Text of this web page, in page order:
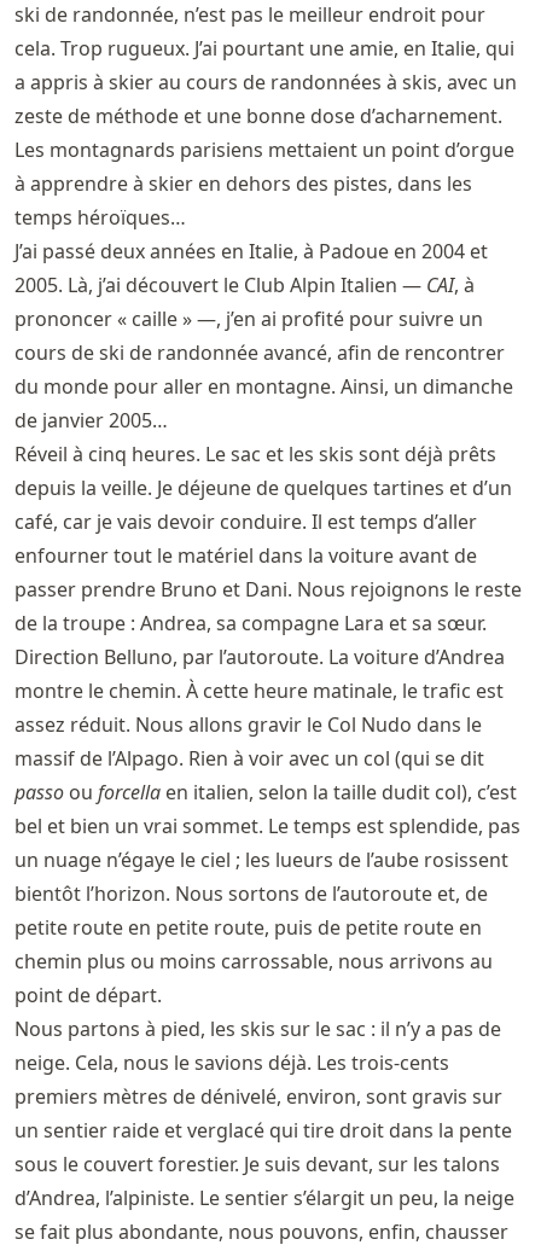
ski de randonnée, n’est pas le meilleur endroit pour
cela. Trop rugueux. J’ai pourtant une amie, en Italie, qui
a appris à skier au cours de randonnées à skis, avec un
zeste de méthode et une bonne dose d’acharnement.
Les montagnards parisiens mettaient un point d’orgue
à apprendre à skier en dehors des pistes, dans les
temps héroïques…
J’ai passé deux années en Italie, à Padoue en 2004 et
2005. Là, j’ai découvert le Club Alpin Italien — CAI, à
prononcer « caille » —, j’en ai profité pour suivre un
cours de ski de randonnée avancé, afin de rencontrer
du monde pour aller en montagne. Ainsi, un dimanche
de janvier 2005…
Réveil à cinq heures. Le sac et les skis sont déjà prêts
depuis la veille. Je déjeune de quelques tartines et d’un
café, car je vais devoir conduire. Il est temps d’aller
enfourner tout le matériel dans la voiture avant de
passer prendre Bruno et Dani. Nous rejoignons le reste
de la troupe : Andrea, sa compagne Lara et sa sœur.
Direction Belluno, par l’autoroute. La voiture d’Andrea
montre le chemin. À cette heure matinale, le trafic est
assez réduit. Nous allons gravir le Col Nudo dans le
massif de l’Alpago. Rien à voir avec un col (qui se dit
passo ou forcella en italien, selon la taille dudit col), c’est
bel et bien un vrai sommet. Le temps est splendide, pas
un nuage n’égaye le ciel ; les lueurs de l’aube rosissent
bientôt l’horizon. Nous sortons de l’autoroute et, de
petite route en petite route, puis de petite route en
chemin plus ou moins carrossable, nous arrivons au
point de départ.
Nous partons à pied, les skis sur le sac : il n’y a pas de
neige. Cela, nous le savions déjà. Les trois-cents
premiers mètres de dénivelé, environ, sont gravis sur
un sentier raide et verglacé qui tire droit dans la pente
sous le couvert forestier. Je suis devant, sur les talons
d’Andrea, l’alpiniste. Le sentier s’élargit un peu, la neige
se fait plus abondante, nous pouvons, enfin, chausser